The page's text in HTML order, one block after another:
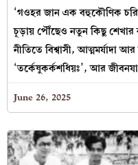
‘গওহর জান এক বহুকৌণিক
চূড়ায় পৌঁছেও নতুন কিছু শেখার
নীতিতে বিশ্বাসী, আত্মমর্যাদা
‘তর্কেষুকর্কশধিয়ঃ’, আর
June 26, 2025